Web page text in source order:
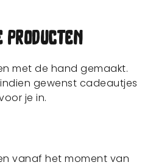
met de hand gemaakt.
gewenst cadeautjes
je in.
vanaf het moment van